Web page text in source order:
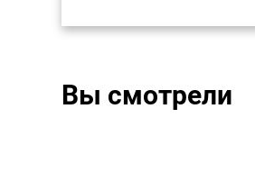
Вы смотрели